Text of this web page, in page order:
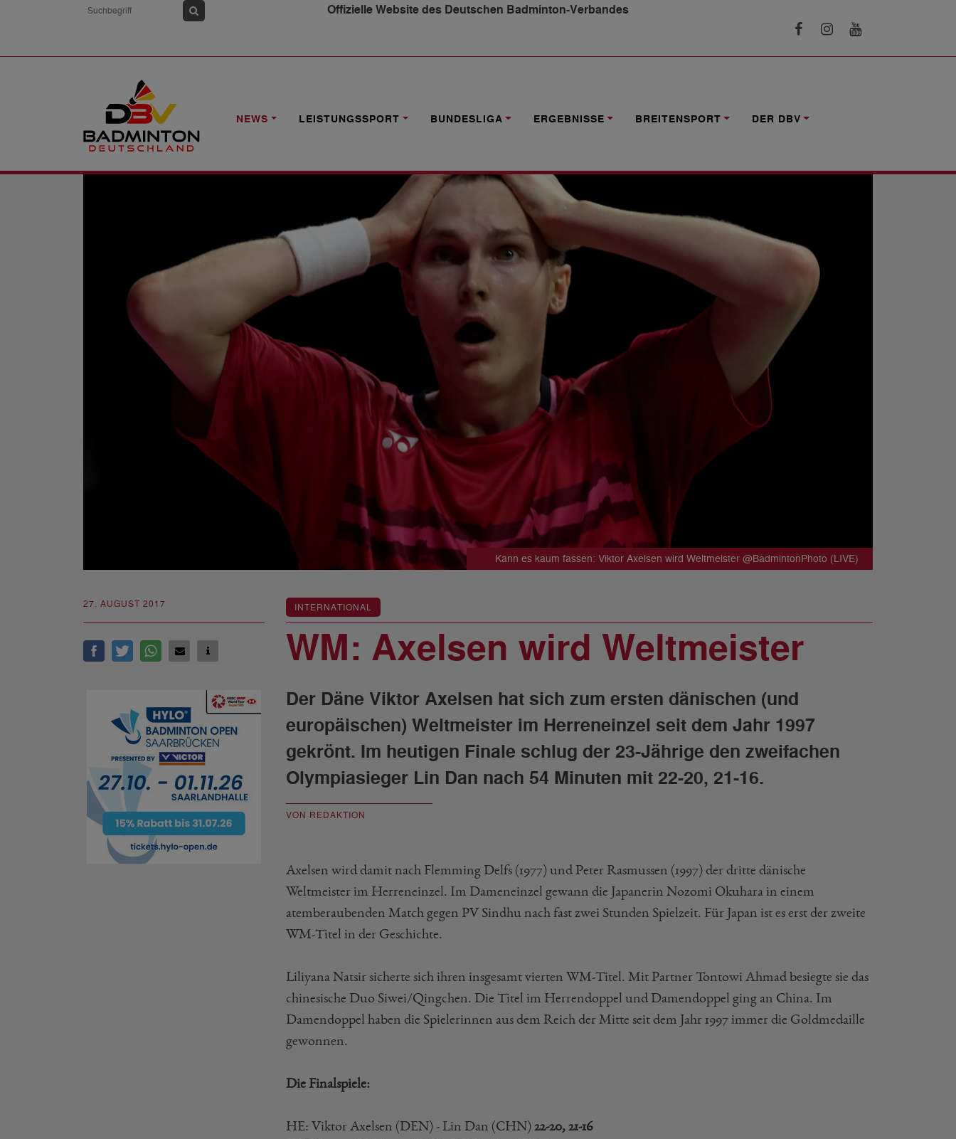
Offizielle Website des Deutschen Badminton-Verbandes
NEWS LEISTUNGSSPORT BUNDESLIGA ERGEBNISSE BREITENSPORT DER DBV
NEWS
Kann es kaum fassen: Viktor Axelsen wird Weltmeister @BadmintonPhoto (LIVE)
27. AUGUST 2017 INTERNATIONAL
WM: Axelsen wird Weltmeister
Der Däne Viktor Axelsen hat sich zum ersten dänischen (und
europäischen) Weltmeister im Herreneinzel seit dem Jahr 1997
gekrönt. Im heutigen Finale schlug der 23-Jährige den zweifachen
Olympiasieger Lin Dan nach 54 Minuten mit 22-20, 21-16.
VON REDAKTION
Axelsen wird damit nach Flemming Delfs (1977) und Peter Rasmussen (1997) der dritte dänische
Weltmeister im Herreneinzel. Im Dameneinzel gewann die Japanerin Nozomi Okuhara in einem
atemberaubenden Match gegen PV Sindhu nach fast zwei Stunden Spielzeit. Für Japan ist es erst der zweite
WM-Titel in der Geschichte.
Liliyana Natsir sicherte sich ihren insgesamt vierten WM-Titel. Mit Partner Tontowi Ahmad besiegte sie das
chinesische Duo Siwei/Qingchen. Die Titel im Herrendoppel und Damendoppel ging an China. Im
Damendoppel haben die Spielerinnen aus dem Reich der Mitte seit dem Jahr 1997 immer die Goldmedaille
gewonnen.
Die Finalspiele:
HE: Viktor Axelsen (DEN) - Lin Dan (CHN) 22-20, 21-16